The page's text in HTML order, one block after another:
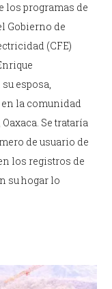
los programas de
Gobierno de
(CFE)
esposa,
en la comunidad
Se trataría
de usuario de
los registros de
su hogar lo